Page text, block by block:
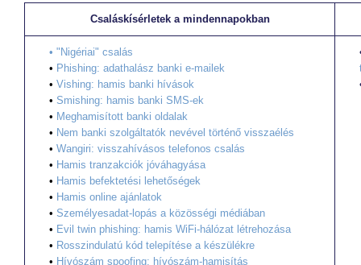
Csaláskísérletek a mindennapokban
• "Nigériai" csalás
• Phishing: adathalász banki e-mailek
• Vishing: hamis banki hívások
• Smishing: hamis banki SMS-ek
• Meghamisított banki oldalak
• Nem banki szolgáltatók nevével történő visszaélés
• Wangiri: visszahívásos telefonos csalás
• Hamis tranzakciók jóváhagyása
• Hamis befektetési lehetőségek
• Hamis online ajánlatok
• Személyesadat-lopás a közösségi médiában
• Evil twin phishing: hamis WiFi-hálózat létrehozása
• Rosszindulatú kód telepítése a készülékre
• Hívószám spoofing: hívószám-hamisítás